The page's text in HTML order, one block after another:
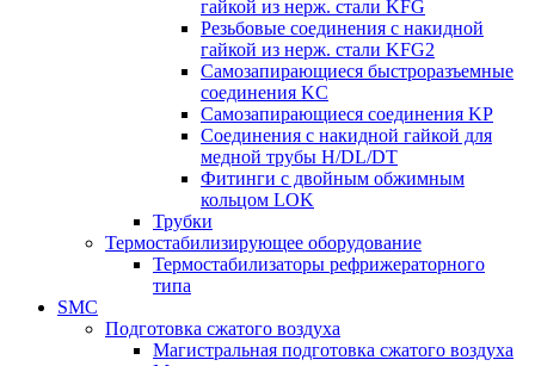
гайкой из нерж. стали KFG
Резьбовые соединения с накидной
гайкой из нерж. стали KFG2
Самозапирающиеся быстроразъемные
соединения KC
Самозапирающиеся соединения KP
Соединения с накидной гайкой для
медной трубы H/DL/DT
Фитинги с двойным обжимным
кольцом LOK
Трубки
Термостабилизирующее оборудование
Термостабилизаторы рефрижераторного
типа
SMC
Подготовка сжатого воздуха
Магистральная подготовка сжатого воздуха